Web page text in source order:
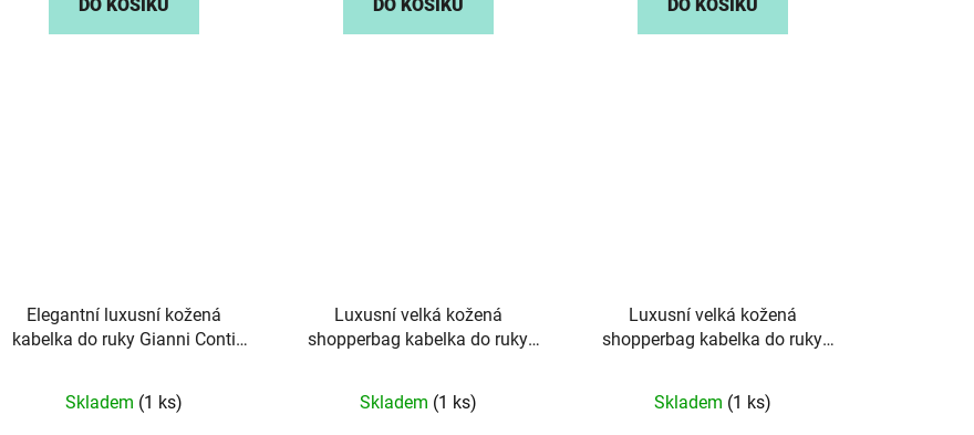
DO KOŠÍKU DO KOŠÍKU DO KOŠÍKU
Elegantní luxusní kožená
kabelka do ruky Gianni Conti
Skladem (1 ks)
Luxusní velká kožená
shopperbag kabelka do ruky
Skladem (1 ks)
Luxusní velká kožená
shopperbag kabelka do ruky
Skladem (1 ks)